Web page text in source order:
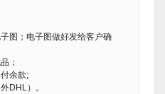
图；电子图做好发给客户确
；
余款;
DHL）。